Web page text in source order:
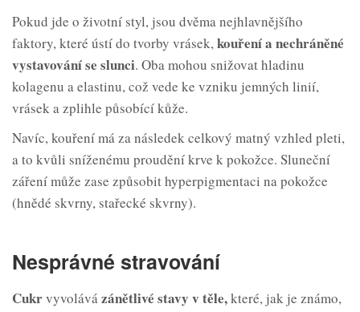
Pokud jde o životní styl, jsou dvěma nejhlavnějšího
faktory, které ústí do tvorby vrásek,kouření a nechráněné
vystavování se slunci. Oba mohou snižovat hladinu
kolagenu a elastinu, což vede ke vzniku jemných linií,
vrásek a zplihle působící kůže.
Navíc, kouření má za následek celkový matný vzhled pleti,
a to kvůli sníženému proudění krve k pokožce. Sluneční
záření může zase způsobit hyperpigmentaci na pokožce
(hnědé skvrny, stařecké skvrny).
Nesprávné stravování
Cukrvyvolávázánětlivé stavy v těle,které, jak je známo,